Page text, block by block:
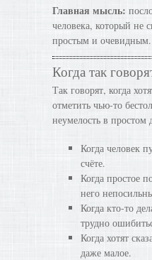
Главная мысль:
человека, который не
простым и очевидным.
Когда так
Так говорят, когда
отметить чью-то
неумелость в простом
Когда человек
счёте.
Когда простое
него
Когда кто-то
трудно
Когда хотят
даже малое.